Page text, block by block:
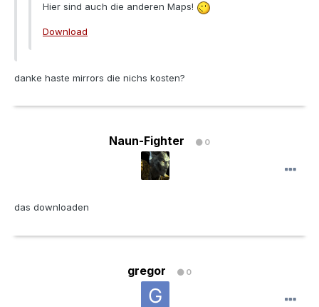
Hier sind auch die anderen Maps!
Download
danke haste mirrors die nichs kosten?
Naun-Fighter 0
das downloaden
gregor 0